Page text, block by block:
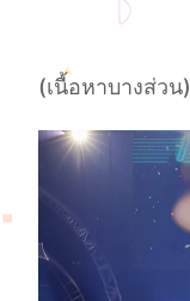
(เนื้อหาบางส่วน)